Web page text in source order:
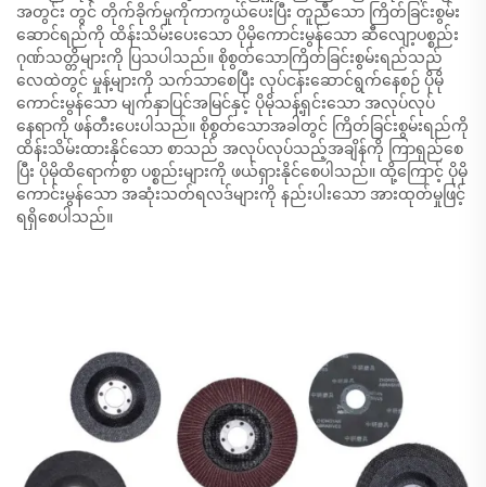
အတွင်း တွင် တိုက်ခိုက်မှုကိုကာကွယ်ပေးပြီး တူညီသော ကြိတ်ခြင်းစွမ်း
ဆောင်ရည်ကို ထိန်းသိမ်းပေးသော ပိုမိုကောင်းမွန်သော ဆီလျော့ပစ္စည်း
ဂုဏ်သတ္တိများကို ပြသပါသည်။ စိုစွတ်သောကြိတ်ခြင်းစွမ်းရည်သည်
လေထဲတွင် မှုန့်များကို သက်သာစေပြီး လုပ်ငန်းဆောင်ရွက်နေစဉ် ပိုမို
ကောင်းမွန်သော မျက်နှာပြင်အမြင်နှင့် ပိုမိုသန့်ရှင်းသော အလုပ်လုပ်
နေရာကို ဖန်တီးပေးပါသည်။ စိုစွတ်သောအခါတွင် ကြိတ်ခြင်းစွမ်းရည်ကို
ထိန်းသိမ်းထားနိုင်သော စာသည် အလုပ်လုပ်သည့်အချိန်ကို ကြာရှည်စေ
ပြီး ပိုမိုထိရောက်စွာ ပစ္စည်းများကို ဖယ်ရှားနိုင်စေပါသည်။ ထို့ကြောင့် ပိုမို
ကောင်းမွန်သော အဆုံးသတ်ရလဒ်များကို နည်းပါးသော အားထုတ်မှုဖြင့်
ရရှိစေပါသည်။